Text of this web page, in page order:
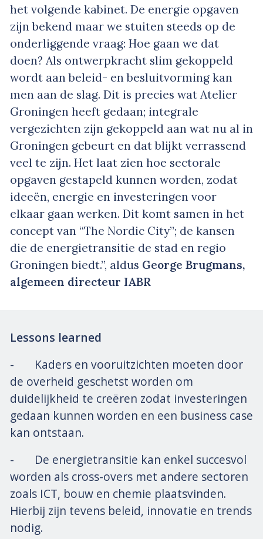
het volgende kabinet. De energie opgaven
zijn bekend maar we stuiten steeds op de
onderliggende vraag: Hoe gaan we dat
doen? Als ontwerpkracht slim gekoppeld
wordt aan beleid- en besluitvorming kan
men aan de slag. Dit is precies wat Atelier
Groningen heeft gedaan; integrale
vergezichten zijn gekoppeld aan wat nu al in
Groningen gebeurt en dat blijkt verrassend
veel te zijn. Het laat zien hoe sectorale
opgaven gestapeld kunnen worden, zodat
ideeën, energie en investeringen voor
elkaar gaan werken. Dit komt samen in het
concept van “The Nordic City”; de kansen
die de energietransitie de stad en regio
Groningen biedt.”, aldus George Brugmans,
algemeen directeur IABR
Lessons learned
- Kaders en vooruitzichten moeten door
de overheid geschetst worden om
duidelijkheid te creëren zodat investeringen
gedaan kunnen worden en een business case
kan ontstaan.
- De energietransitie kan enkel succesvol
worden als cross-overs met andere sectoren
zoals ICT, bouw en chemie plaatsvinden.
Hierbij zijn tevens beleid, innovatie en trends
nodig.